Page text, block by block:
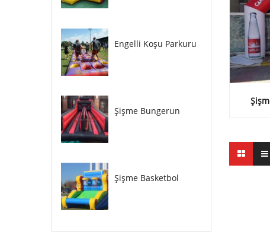
Engelli Koşu Parkuru
Şişme Bungerun
Şişme Basketbol